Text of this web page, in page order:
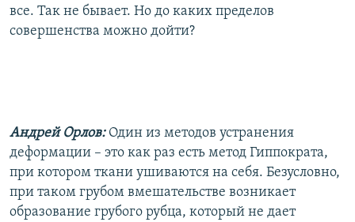
все. Так не бывает. Но до каких пределов
совершенства можно дойти?
Андрей Орлов: Один из методов устранения
деформации – это как раз есть метод Гиппократа,
при котором ткани ушиваются на себя. Безусловно,
при таком грубом вмешательстве возникает
образование грубого рубца, который не дает